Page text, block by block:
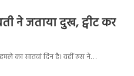
ने जताया दुख, ट्वीट कर
का सातवां दिन है। वहीं रुस ने…